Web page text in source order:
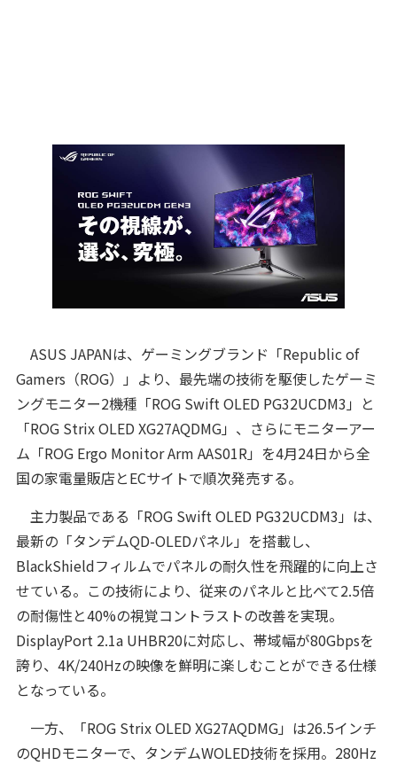
ASUS JAPANは、ゲーミングブランド「Republic of
Gamers（ROG）」より、最先端の技術を駆使したゲーミ
ングモニター2機種「ROG Swift OLED PG32UCDM3」と
「ROG Strix OLED XG27AQDMG」、さらにモニターアー
ム「ROG Ergo Monitor Arm AAS01R」を4月24日から全
国の家電量販店とECサイトで順次発売する。
主力製品である「ROG Swift OLED PG32UCDM3」は、
最新の「タンデムQD-OLEDパネル」を搭載し、
BlackShieldフィルムでパネルの耐久性を飛躍的に向上さ
せている。この技術により、従来のパネルと比べて2.5倍
の耐傷性と40%の視覚コントラストの改善を実現。
DisplayPort 2.1a UHBR20に対応し、帯域幅が80Gbpsを
誇り、4K/240Hzの映像を鮮明に楽しむことができる仕様
となっている。
一方、「ROG Strix OLED XG27AQDMG」は26.5インチ
のQHDモニターで、タンデムWOLED技術を採用。280Hz